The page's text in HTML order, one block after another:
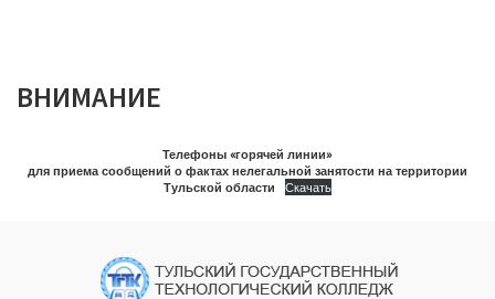
ВНИМАНИЕ
Телефоны «горячей линии»
для приема сообщений о фактах нелегальной занятости на территории
Тульской области
Скачать